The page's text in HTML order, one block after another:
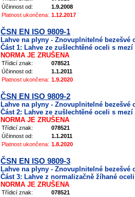
Účinnost od:
1.9.2008
Platnost ukončena: 1.12.2017
ČSN EN ISO 9809-1
Lahve na plyny - Znovuplnitelné
Část 1: Lahve ze zušlechtěné oceli s
NORMA JE ZRUŠENA
Třídicí znak:
078521
Účinnost od:
1.1.2011
Platnost ukončena: 1.9.2020
ČSN EN ISO 9809-2
Lahve na plyny - Znovuplnitelné
Část 2: Lahve ze zušlechtěné oceli s
NORMA JE ZRUŠENA
Třídicí znak:
078521
Účinnost od:
1.1.2011
Platnost ukončena: 1.8.2020
ČSN EN ISO 9809-3
Lahve na plyny - Znovuplnitelné
Část 3: Lahve z normalizačně žíhané oceli
NORMA JE ZRUŠENA
Třídicí znak:
078521